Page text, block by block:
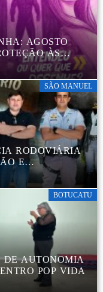
AGOSTO
ÀS
SÃO MANUEL
RODOVIÁRIA
E
BOTUCATU
DE AUTONOMIA
POP VIDA